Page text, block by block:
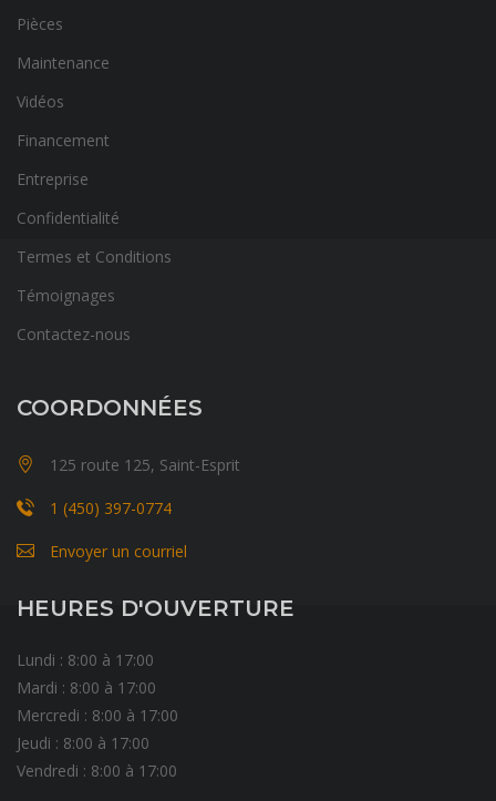
Pièces
Maintenance
Vidéos
Financement
Entreprise
Confidentialité
Termes et Conditions
Témoignages
Contactez-nous
COORDONNÉES
125 route 125, Saint-Esprit
1 (450) 397-0774
Envoyer un courriel
HEURES D'OUVERTURE
Lundi : 8:00 à 17:00
Mardi : 8:00 à 17:00
Mercredi : 8:00 à 17:00
Jeudi : 8:00 à 17:00
Vendredi : 8:00 à 17:00